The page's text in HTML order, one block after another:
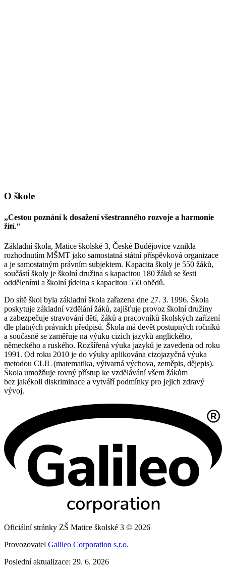
O škole
„Cestou poznání k dosažení všestranného rozvoje a harmonie
žití."
Základní škola, Matice školské 3, České Budějovice vznikla
rozhodnutím MŠMT jako samostatná státní příspěvková organizace
a je samostatným právním subjektem. Kapacita školy je 550 žáků,
součástí školy je školní družina s kapacitou 180 žáků se šesti
odděleními a školní jídelna s kapacitou 550 obědů.
Do sítě škol byla základní škola zařazena dne 27. 3. 1996. Škola
poskytuje základní vzdělání žáků, zajišťuje provoz školní družiny
a zabezpečuje stravování dětí, žáků a pracovníků školských zařízení
dle platných právních předpisů. Škola má devět postupných ročníků
a současně se zaměřuje na výuku cizích jazyků anglického,
německého a ruského. Rozšířená výuka jazyků je zavedena od roku
1991. Od roku 2010 je do výuky aplikována cizojazyčná výuka
metodou CLIL (matematika, výtvarná výchova, zeměpis, dějepis).
Škola umožňuje rovný přístup ke vzdělávání všem žákům
bez jakékoli diskriminace a vytváří podmínky pro jejich zdravý
vývoj.
Oficiální stránky ZŠ Matice školské 3 © 2026
Provozovatel Galileo Corporation s.r.o.
Poslední aktualizace: 29. 6. 2026